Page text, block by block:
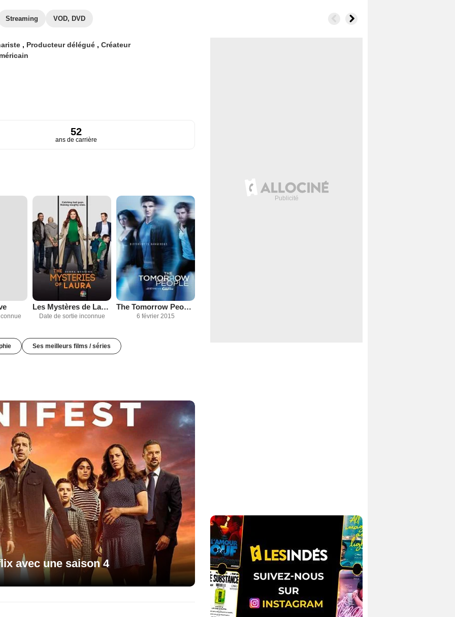
Streaming VOD, DVD
, Producteur délégué , Créateur
52
ans de carrière
Les Mystères de Laura
Date de sortie inconnue
The Tomorrow People (2013)
6 février 2015
Ses meilleurs films / séries
avec une saison 4